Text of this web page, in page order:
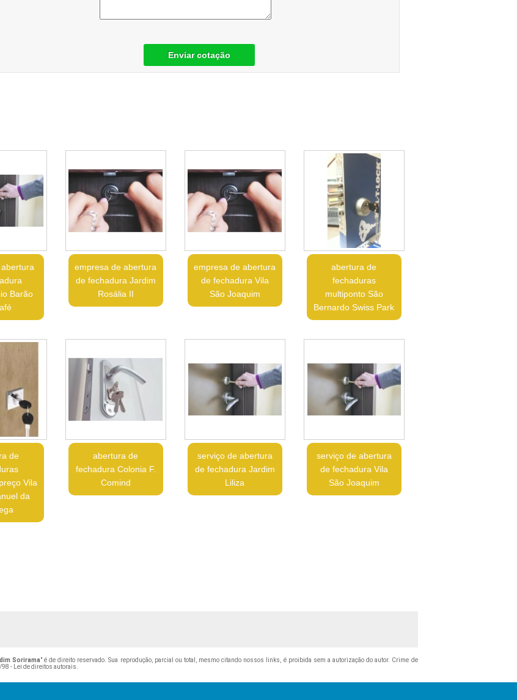
Enviar cotação
Barão
empresa de abertura
de fechadura Jardim
Rosália II
empresa de abertura
de fechadura Vila
São Joaquim
abertura de
fechaduras
multiponto São
Bernardo Swiss Park
de
Vila
da
abertura de
fechadura Colonia F.
Comind
serviço de abertura
de fechadura Jardim
Liliza
serviço de abertura
de fechadura Vila
São Joaquim
Sorirama" é de direito reservado. Sua reprodução, parcial ou total, mesmo citando nossos links, é proibida sem a autorização do autor. Crime de
98 - Lei de direitos autorais